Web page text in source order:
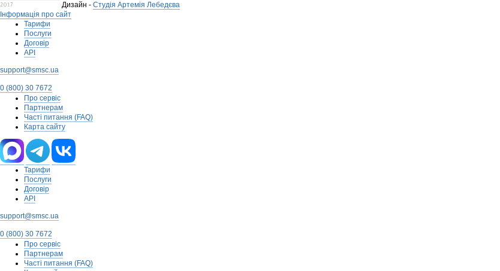
Дизайн - Студія Артемія Лебедєва
Інформація про сайт
Тарифи
Послуги
Договір
API
support@smsc.ua
0 (800) 30 7672
Про сервіс
Партнерам
Часті питання (FAQ)
Карта сайту
Тарифи
Послуги
Договір
API
support@smsc.ua
0 (800) 30 7672
Про сервіс
Партнерам
Часті питання (FAQ)